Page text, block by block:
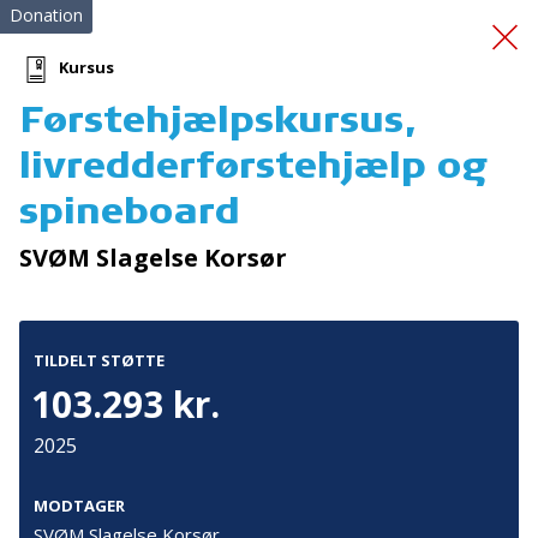
Ukraine20
Donation
Kursus
Førstehjælpskursus,
livredderførstehjælp og
spineboard
SVØM Slagelse Korsør
TILDELT STØTTE
103.293 kr.
2025
MODTAGER
Tilmeld nyhedsbrev
De seneste nyheder om TrygFondens og TryghedsGruppens
aktiviteter direkte i din indbakke.